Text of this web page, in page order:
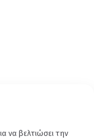
να βελτιώσει την